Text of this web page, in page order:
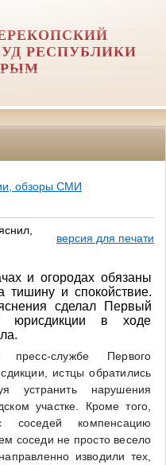
РЕСПУБЛИКИ
обзоры СМИ
версия для печати
и огородах обязаны
тишину и спокойствие.
сделал Первый
юрисдикции в ходе
службе Первого
истцы обратились
нарушения
участке. Кроме того,
соседей компенсацию
соседи не просто весело
изводили тех,